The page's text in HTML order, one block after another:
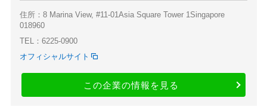
住所：8 Marina View, #11-01Asia Square Tower 1Singapore
018960
TEL：6225-0900
オフィシャルサイト
この企業の情報を見る